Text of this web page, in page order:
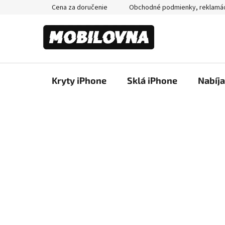
Cena za doručenie Obchodné podmienky,
Kryty iPhone Sklá iPhone